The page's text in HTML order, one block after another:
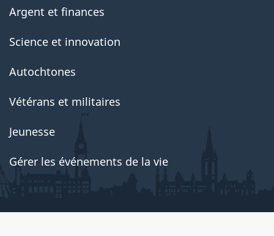
Argent et finances
Science et innovation
Autochtones
Vétérans et militaires
Jeunesse
Gérer les événements de la vie